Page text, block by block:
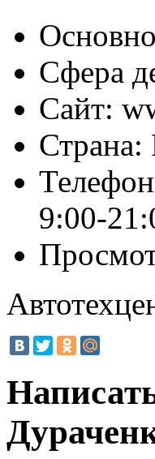
Сфера
Сайт:
Страна:
9:00-